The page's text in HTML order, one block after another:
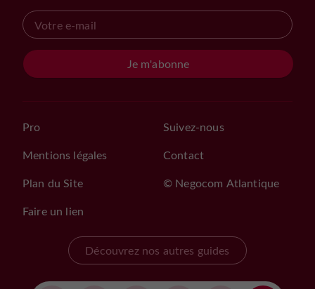
Je m'abonne
Pro
Mentions légales
Plan du Site
Faire un lien
Suivez-nous
Contact
© Negocom Atlantique
Découvrez nos autres guides